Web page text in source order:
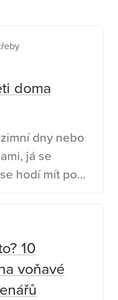
doma
dny nebo
já se
hodí mít po
10
voňavé